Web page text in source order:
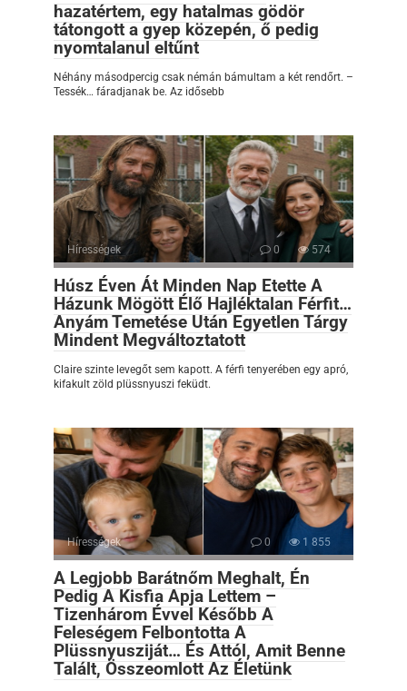
hazatértem, egy hatalmas gödör
tátongott a gyep közepén, ő pedig
nyomtalanul eltűnt
Néhány másodpercig csak némán bámultam a két rendőrt. –
Tessék… fáradjanak be. Az idősebb
Hírességek 0 574
Húsz Éven Át Minden Nap Etette A
Házunk Mögött Élő Hajléktalan Férfit…
Anyám Temetése Után Egyetlen Tárgy
Mindent Megváltoztatott
Claire szinte levegőt sem kapott. A férfi tenyerében egy apró,
kifakult zöld plüssnyuszi feküdt.
Hírességek 0 1 855
A Legjobb Barátnőm Meghalt, Én
Pedig A Kisfia Apja Lettem –
Tizenhárom Évvel Később A
Feleségem Felbontotta A
Plüssnyusziját… És Attól, Amit Benne
Talált, Összeomlott Az Életünk